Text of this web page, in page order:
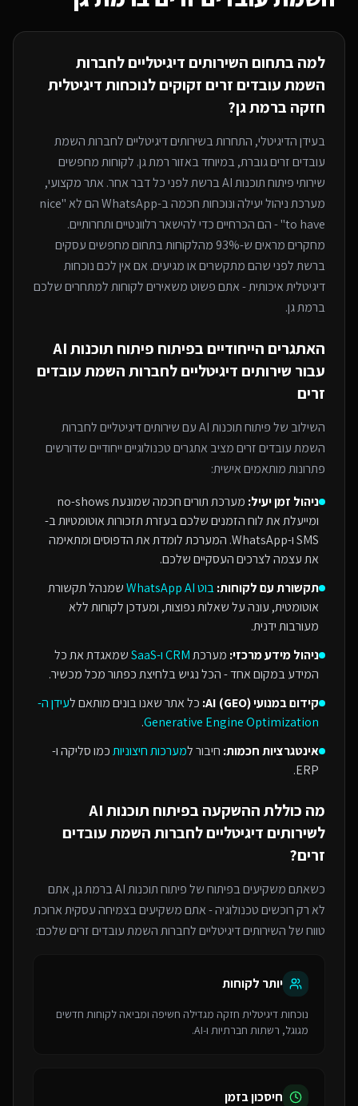
למה בתחום השירותים דיגיטליים לחברות
השמת עובדים זריםזקוקים לנוכחות דיגיטלית
חזקה ברמת גן?
בעידן הדיגיטלי, התחרות בשירותים דיגיטליים לחברות השמת
עובדים זריםגוברת, במיוחדבאזור רמת גן. לקוחות מחפשים
שירותיפיתוח תוכנות AI
ברשת לפני כל דבר אחר. אתר מקצועי,
מערכת ניהול יעילה ונוכחות חכמה ב-WhatsApp הם לא "nice
to have" - הם הכרחיים כדי להישאר רלוונטיים ותחרותיים.
מחקרים מראים ש-93% מהלקוחות בתחום מחפשים עסקים
ברשת לפני שהם מתקשרים או מגיעים. אם אין לכם נוכחות
דיגיטלית איכותית - אתם פשוט משאירים לקוחות למתחריםשלכם
ברמת גן.
האתגרים הייחודיים בפיתוח פיתוח תוכנות AI
עבור שירותים דיגיטליים לחברות השמת עובדים
זרים
השילוב שלפיתוח תוכנות AI עםשירותים דיגיטליים לחברות
השמת עובדים זריםמציב אתגרים טכנולוגיים ייחודיים שדורשים
פתרונות מותאמים אישית:
ניהול זמן יעיל:
מערכת תורים חכמה שמונעת no-shows
ומייעלת את לוח הזמנים שלכם בעזרת תזכורות אוטומטיות ב-
SMS ו-WhatsApp. המערכת לומדת את הדפוסים ומתאימה
את עצמה לצרכים העסקיים שלכם.
תקשורת עם לקוחות:בוט WhatsApp AI
שמנהל תקשורת
אוטומטית, עונה על שאלות נפוצות, ומעדכן לקוחות ללא
מעורבות ידנית.
ניהול מידע מרכזי: מערכתCRM ו-SaaS
שמאגדת את כל
המידע במקום אחד - הכל נגיש בלחיצת כפתור מכל מכשיר.
קידום במנועי AI (GEO):
כל אתר שאנו בונים מותאם לעידן ה-
Generative Engine Optimization
.
אינטגרציות חכמות: חיבור למערכות חיצוניותכמו סליקה ו-
ERP.
מה כוללת ההשקעה בפיתוח תוכנות AI
לשירותים דיגיטליים לחברות השמת עובדים
זרים?
כשאתם משקיעים בפיתוח שלפיתוח תוכנות AI ברמת גן, אתם
לא רק רוכשים טכנולוגיה - אתם משקיעים בצמיחה עסקית ארוכת
טווח של השירותים דיגיטליים לחברות השמת עובדים זריםשלכם:
יותר לקוחות
נוכחות דיגיטלית חזקה מגדילה חשיפה ומביאה לקוחות חדשים
מגוגל, רשתות חברתיות ו-AI.
חיסכון בזמן